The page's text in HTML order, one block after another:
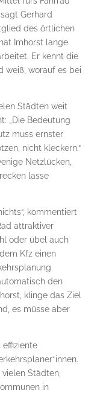
Gerhard
des örtlichen
Imhorst lange
Er kennt die
weiß, worauf es bei
Städten weit
„Die Bedeutung
muss ernster
nicht kleckern.“
Netzlücken,
lasse
kommentiert
attraktiver
oder übel auch
Kfz einen
den
klinge das Ziel
es müsse aber
effiziente
Städten,
in